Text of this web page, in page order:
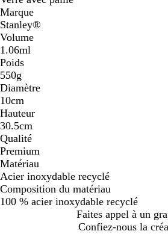
Marque
Stanley®
Volume
1.06ml
Poids
550g
Diamètre
10cm
Hauteur
30.5cm
Qualité
Premium
Matériau
Acier inoxydable recyclé
Composition du matériau
100 % acier inoxydable recyclé
Faites appel à un
Confiez-nous la